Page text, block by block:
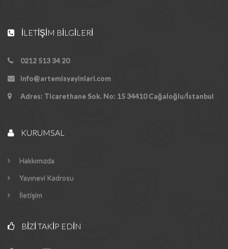
İLETIŞIM BILGILERI
0212 513 34 20
info@artemisyayinlari.com
Adres: Ticarethane Sok. No: 15 34410 Cağaloğlu/İstanbul
KURUMSAL
Hakkımızda
Yayınevi Kadrosu
İletişim
BIZI TAKIP EDIN